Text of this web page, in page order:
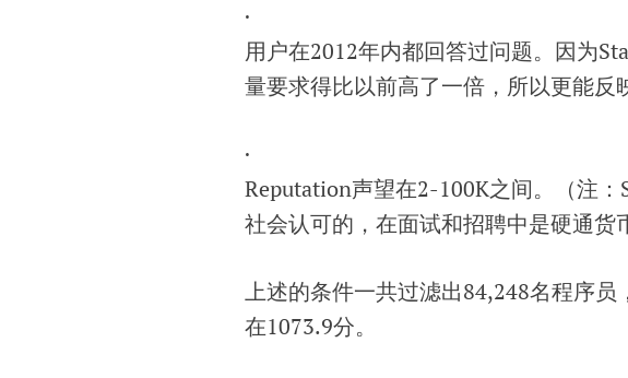
·
用户在2012年内都回答过问题。因为
量要求得比以前高了一倍，所以更能反
·
Reputation声望在2-100K之间。（注
社会认可的，在面试和招聘中是硬通货
上述的条件一共过滤出84,248名程序
在1073.9分。